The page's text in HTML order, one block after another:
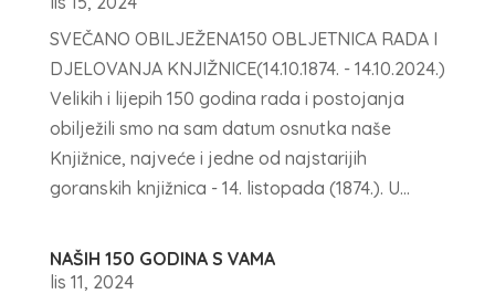
SVEČANO OBILJEŽENA150 OBLJETNICA RADA I
DJELOVANJA KNJIŽNICE(14.10.1874. - 14.10.2024.)
Velikih i lijepih 150 godina rada i postojanja
obilježili smo na sam datum osnutka naše
Knjižnice, najveće i jedne od najstarijih
goranskih knjižnica - 14. listopada (1874.). U...
NAŠIH 150 GODINA S VAMA
lis 11, 2024